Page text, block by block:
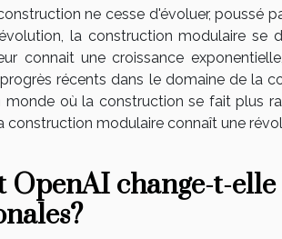
ne cesse d'évoluer, poussé
la construction modulaire se
connait une croissance
récents dans le domaine de la
où la construction se fait plus
modulaire connaît une
OpenAI change-t-